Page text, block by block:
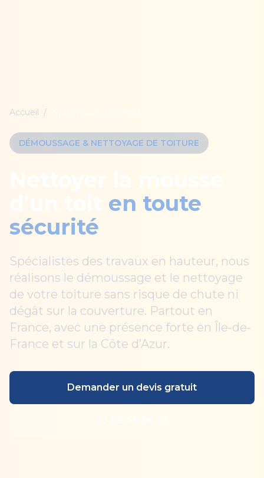
Accueil /
DÉMOUSSAGE & NETTOYAGE DE TOITURE
en toute
sécurité
Spécialistes des travaux en hauteur, nous
réalisons le démoussage et le nettoyage
de votre toiture sans risque de chute ni
dégât sur la couverture. Partout en
France, avec une présence forte en Île-de-
France et sur la Côte d’Azur.
Demander un devis gratuit